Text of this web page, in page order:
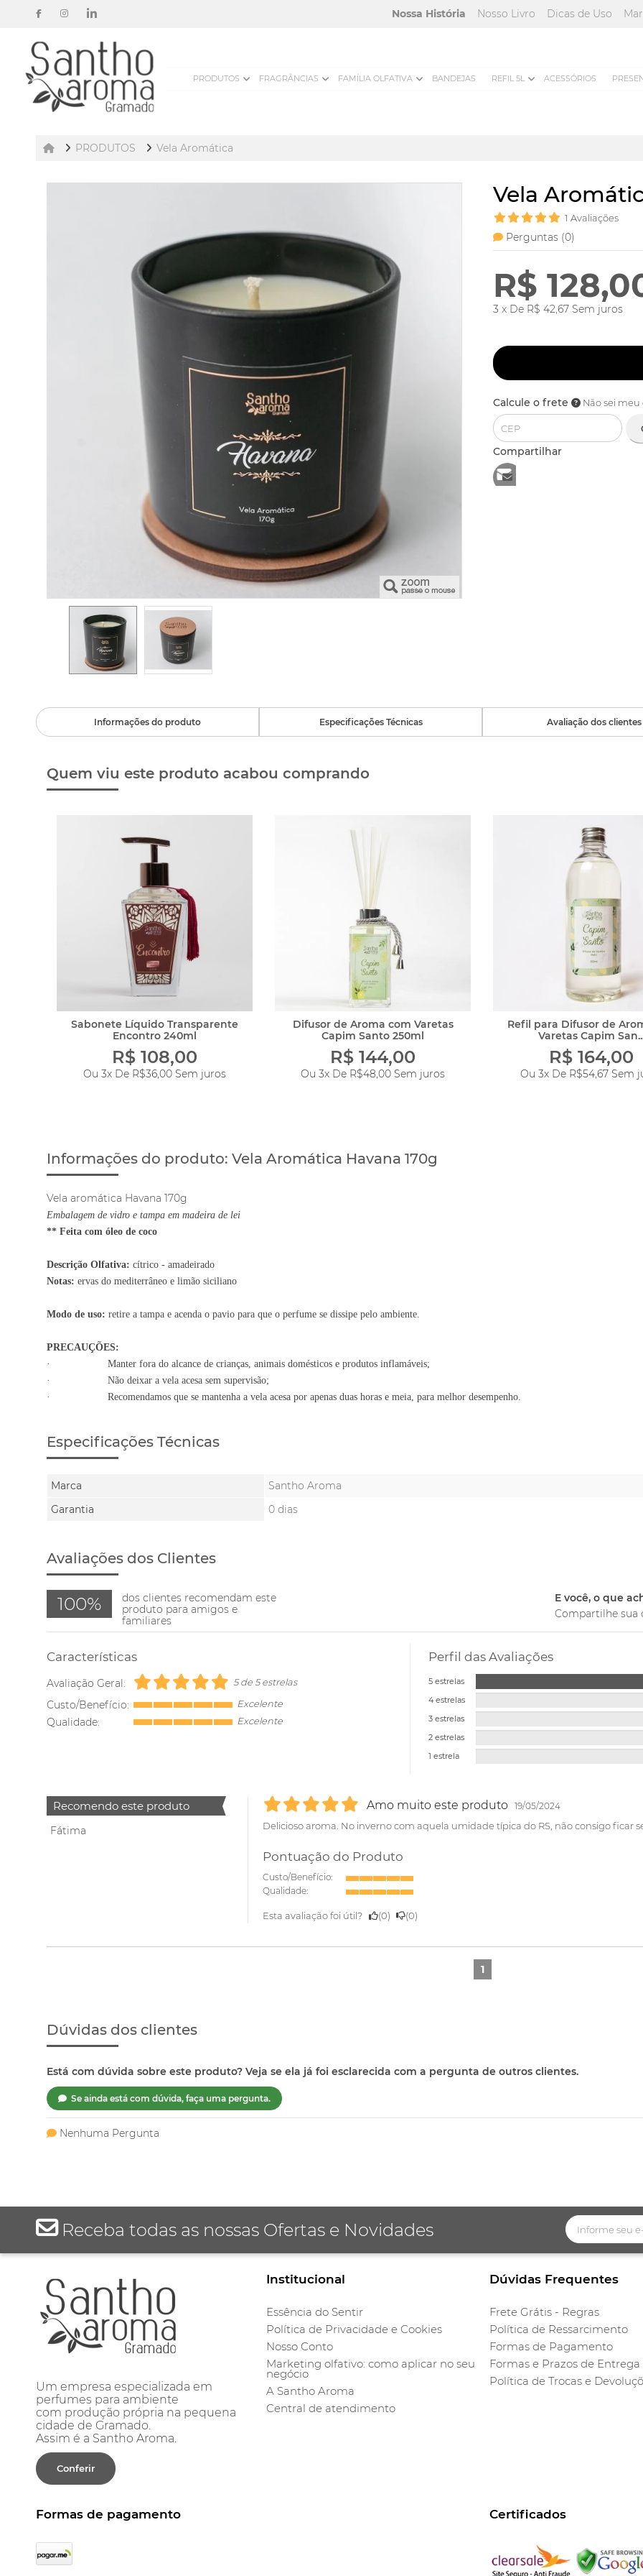
Nossa História Nosso Livro Dicas de Uso
PRODUTOS FRAGRÂNCIAS FAMÍLIA OLFATIVA BANDEJAS REFIL 5L ACESSÓRIOS
PRODUTOS Vela Aromática
Vela
1 Avaliações
Perguntas (0)
R$
3 x De R$ 42,67 Sem juros
Calcule o frete Não sei meu
Compartilhar
Informações do produto Especificações Técnicas Avaliação dos clientes
Quem viu este produto acabou comprando
Sabonete Líquido Transparente
Encontro 240ml
R$ 108,00
Ou 3x De R$36,00 Sem juros
Difusor de Aroma com Varetas
Capim Santo 250ml
R$ 144,00
Ou 3x De R$48,00 Sem juros
Refil para Difusor de
Varetas Capim
R$ 164,00
Ou 3x De R$54,67Sem
Informações do produto: Vela Aromática Havana 170g
Vela aromática Havana 170g
Embalagem de vidro e tampa em madeira de lei
** Feita com óleo de coco
Descrição Olfativa: cítrico - amadeirado
Notas: ervas do mediterrâneo e limão siciliano
Modo de uso: retire a tampa e acenda o pavio para que o perfume se dissipe pelo ambiente.
PRECAUÇÕES:
·
Manter fora do alcance de crianças, animais domésticos e produtos inflamáveis;
·
Não deixar a vela acesa sem supervisão;
·
Recomendamos que se mantenha a vela acesa por apenas duas horas e meia, para melhor desempenho.
Especificações Técnicas
Marca
Santho Aroma
Garantia
0 dias
Avaliações dos Clientes
100%
dos clientes recomendam este
produto para amigos e
familiares
E você, o que
Compartilhe
Características
Avaliação Geral: 5 de 5 estrelas
Custo/Benefício: Excelente
Qualidade: Excelente
Perfil das Avaliações
5 estrelas
4 estrelas
3 estrelas
2 estrelas
1 estrela
Recomendo este produto
Fátima
Amo muito este produto 19/05/2024
Delicioso aroma. No inverno com aquela umidade típica do RS, não consigo ficar
Pontuação do Produto
Custo/Benefício:
Qualidade:
Esta avaliação foi útil? (0) (0)
1
Dúvidas dos clientes
Está com dúvida sobre este produto? Veja se ela já foi esclarecida com a pergunta de outros clientes.
Se ainda está com dúvida, faça uma pergunta.
Nenhuma Pergunta
Receba todas as nossas Ofertas e Novidades
Um empresa especializada em
perfumes para ambiente
com produção própria na pequena
cidade de Gramado.
Assim é a Santho Aroma.
Conferir
Institucional
Essência do Sentir
Política de Privacidade e Cookies
Nosso Conto
Marketing olfativo: como aplicar no seu
negócio
A Santho Aroma
Central de atendimento
Dúvidas Frequentes
Frete Grátis - Regras
Política de Ressarcimento
Formas de Pagamento
Formas e Prazos de Entrega
Política de Trocas e
Formas de pagamento Certificados